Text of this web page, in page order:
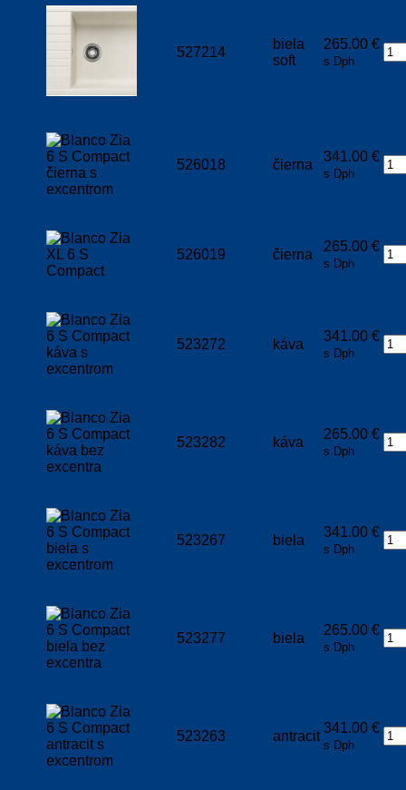
527214
biela
soft
265.00 €
s Dph
526018 čierna
341.00 €
s Dph
526019 čierna
265.00 €
s Dph
523272 káva
341.00 €
s Dph
523282 káva
265.00 €
s Dph
523267 biela
341.00 €
s Dph
523277 biela
265.00 €
s Dph
523263 antracit
341.00 €
s Dph